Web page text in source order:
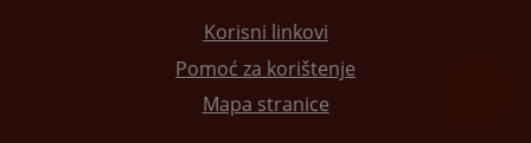
Korisni linkovi
Pomoć za korištenje
Mapa stranice